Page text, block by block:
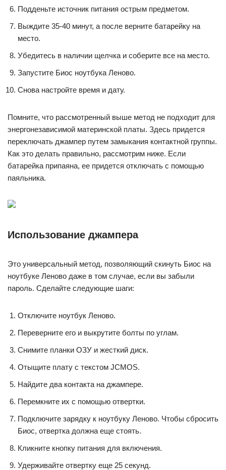
Подденьте источник питания острым предметом.
Выждите 35-40 минут, а после верните батарейку на
место.
Убедитесь в наличии щелчка и соберите все на место.
Запустите Биос ноутбука Леново.
Снова настройте время и дату.
Помните, что рассмотренный выше метод не подходит для
энергонезависимой материнской платы. Здесь придется
переключать джампер путем замыкания контактной группы.
Как это делать правильно, рассмотрим ниже. Если
батарейка припаяна, ее придется отключать с помощью
паяльника.
Использование джампера
Это универсальный метод, позволяющий скинуть Биос на
ноутбуке Леново даже в том случае, если вы забыли
пароль. Сделайте следующие шаги:
Отключите ноутбук Леново.
Переверните его и выкрутите болты по углам.
Снимите планки ОЗУ и жесткий диск.
Отыщите плату с текстом JCMOS.
Найдите два контакта на джампере.
Перемкните их с помощью отвертки.
Подключите зарядку к ноутбуку Леново. Чтобы сбросить
Биос, отвертка должна еще стоять.
Кликните кнопку питания для включения.
Удерживайте отвертку еще 25 секунд.